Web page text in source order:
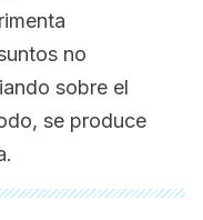
no
sobre el
se produce